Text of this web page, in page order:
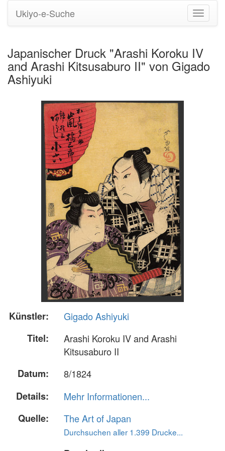
Ukiyo-e-Suche
Japanischer Druck "Arashi Koroku IV
and Arashi Kitsusaburo II" von Gigado
Ashiyuki
Künstler:
Gigado Ashiyuki
Titel:
Arashi Koroku IV and Arashi
Kitsusaburo II
Datum:
8/1824
Details:
Mehr Informationen...
Quelle:
The Art of Japan
Durchsuchen aller 1.399 Drucke...